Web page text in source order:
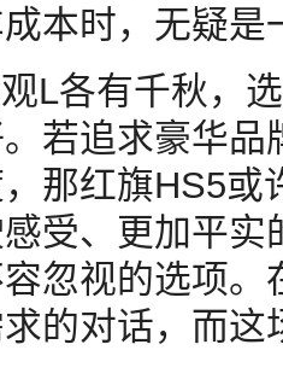
本时，无疑
L各有千秋，
若追求豪华
那红旗HS5或
受、更加平
忽视的选项
的对话，而